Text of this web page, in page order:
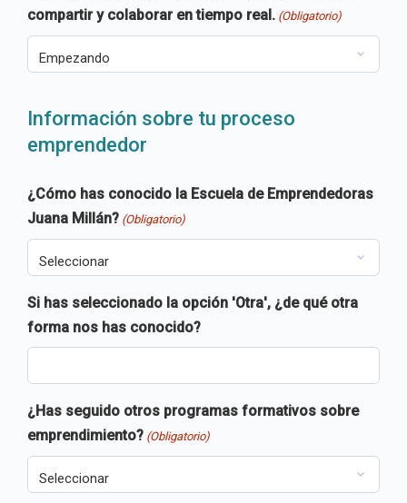
compartir y colaborar en tiempo real. (Obligatorio)
Información sobre tu proceso
emprendedor
¿Cómo has conocido la Escuela de Emprendedoras
Juana Millán? (Obligatorio)
Si has seleccionado la opción 'Otra', ¿de qué otra
forma nos has conocido?
¿Has seguido otros programas formativos sobre
emprendimiento? (Obligatorio)